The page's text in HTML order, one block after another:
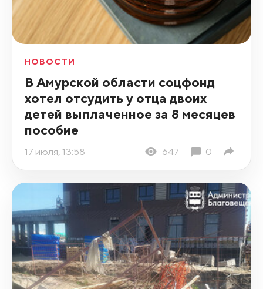
НОВОСТИ
В Амурской области соцфонд
хотел отсудить у отца двоих
детей выплаченное за 8 месяцев
пособие
17 июля, 13:58 647 0